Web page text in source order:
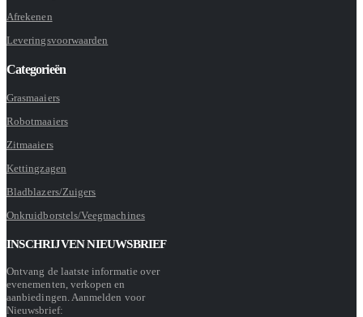
Afrekenen
Leveringsvoorwaarden
Categorieën
Grasmaaiers
Robotmaaiers
Zitmaaiers
Kettingzagen
Bladblazers/Zuigers
Onkruidborstels/Veegmachines
INSCHRIJVEN NIEUWSBRIEF
Ontvang de laatste informatie over
evenementen, verkopen en
aanbiedingen. Aanmelden voor
Nieuwsbrief: